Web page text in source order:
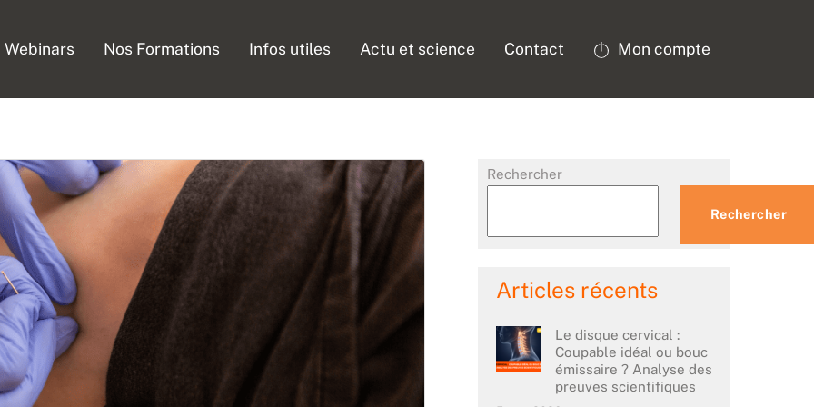
Webinars Nos Formations Infos utiles Actu et science Contact Mon compte
Rechercher
Rechercher
Articles récents
Le disque cervical :
Coupable idéal ou bouc
émissaire ? Analyse des
preuves scientifiques